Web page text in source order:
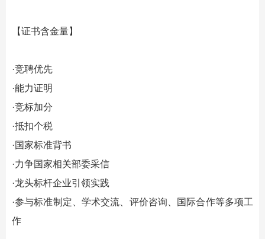
【证书含金量】
·竞聘优先
·能力证明
·竞标加分
·抵扣个税
·国家标准背书
·力争国家相关部委采信
·龙头标杆企业引领实践
·参与标准制定、学术交流、评价咨询、国际合作等多项工
作